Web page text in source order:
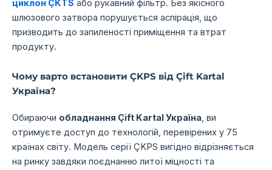
циклон ÇKTS або рукавний фільтр. Без якісного
шлюзового затвора порушується аспірація, що
призводить до запиленості приміщення та втрат
продукту.
Чому варто встановити ÇKPS від Çift Kartal
Україна?
Обираючи обладнання Çift Kartal Україна, ви
отримуєте доступ до технологій, перевірених у 75
країнах світу. Модель серії ÇKPS вигідно відрізняється
на ринку завдяки поєднанню литої міцності та